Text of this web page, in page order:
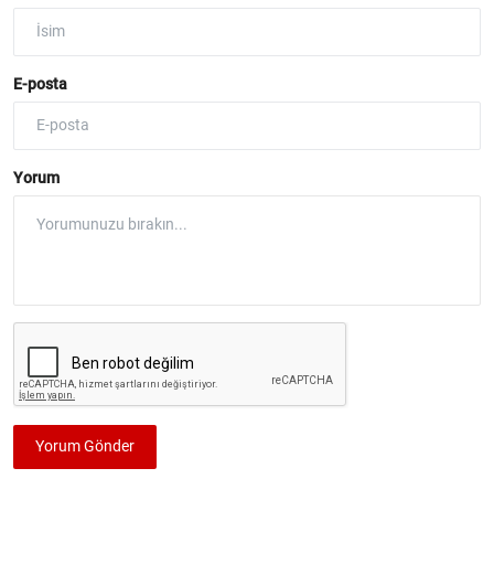
E-posta
Yorum
Yorum Gönder